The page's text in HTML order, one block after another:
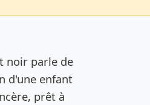
noir parle de
d'une enfant
prêt à